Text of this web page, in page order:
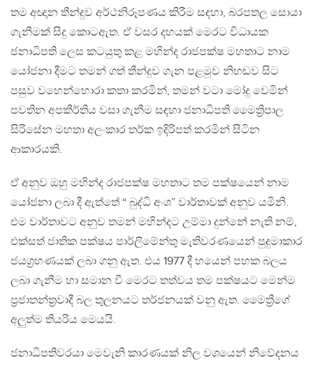
තම අඥාන තීන්දුව අර්ථනිරූපණය කිරීම සඳහා, බරපතල සොයා
ගැනීමක් සිදු කොටඇත. ඒ වසර දහයක් මෙරට විධායක
ජනාධිපති ලෙස කටයුතු කළ මහින්ද රාජපක්ෂ මහතාට නාම
යෝජනා දීමට තමන් ගත් තීන්දුව ගැන පළමුව නිහඬව සිට
පසුව වහෙන්හොරා කතා කරමින්, තමන් වටා මෝදු වෙමින්
පවතින අපකීර්තිය වසා ගැනීම සඳහා ජනාධිපති මෛත්‍රිපාල
සිරිසේන මහතා අලංකාර තර්ක ඉදිරිපත් කරමින් සිටින
ආකාරයකි.
ඒ අනුව ඔහු මහින්ද රාජපක්ෂ මහතාට තම පක්ෂයෙන් නාම
යෝජනා ලබා දී ඇත්තේ “ බුද්ධි අංශ” වාර්තාවක් අනුව යමිනි.
එම වාර්තාවට අනුව තමන් මහින්දට උම්මා දුන්නේ නැති නම්,
එක්සත් ජාතික පක්ෂය පාර්ලිමේන්තු මැතිවරණයෙන් පුදුමාකාර
ජයග්‍රහණයක් ලබා ගනු ඇත. එය 1977 දී හයෙන් පහක බලය
ලබා ගැනීම හා සමාන වී මෙරට තත්වය තම පක්ෂයට මෙන්ම
ප්‍රජාතන්ත්‍රවාදී බල තුලනයට තර්ජනයක් වනු ඇත. මෛත්‍රීගේ
අලුත්ම තියරිය මෙයයි.
ජනාධිපතිවරයා මෙවැනි කාරණයක් නිල වශයෙන් නිවේදනය